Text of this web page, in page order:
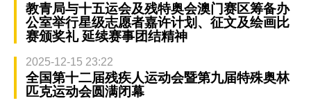
教青局与十五运会及残特奥会澳门赛区筹备办
公室举行星级志愿者嘉许计划、征文及绘画比
赛颁奖礼 延续赛事团结精神
2025-12-15 23:22
全国第十二届残疾人运动会暨第九届特殊奥林
匹克运动会圆满闭幕